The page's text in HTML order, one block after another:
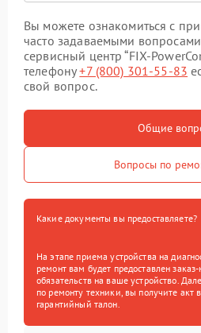
Вы можете ознакомиться с
часто задаваемыми
сервисный центр “FIX-
телефону+7 (800) 301-55-83
свой вопрос.
Общие
Вопросы по
Какие документы вы предоставляете?
На этапе приема устройства на
ремонт вам будет предоставлен
обязательств на ваше устройство.
по ремонту техники, вы получите акт
гарантийный талон.